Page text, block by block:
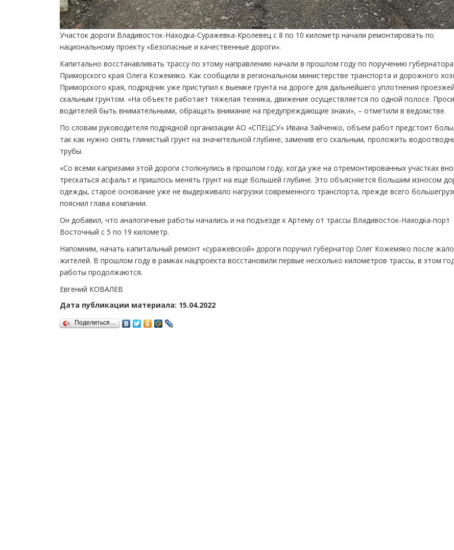
Участок дороги Владивосток-Находка-Суражевка-Кролевец с 8 по 10 километр начали ремонтировать по
национальному проекту «Безопасные и качественные дороги».
Капитально восстанавливать трассу по этому направлению начали в прошлом году по поручению губернатора
Приморского края Олега Кожемяко. Как сообщили в региональном министерстве транспорта и дорожного
Приморского края, подрядчик уже приступил к выемке грунта на дороге для дальнейшего уплотнения
скальным грунтом. «На объекте работает тяжелая техника, движение осуществляется по одной полосе.
водителей быть внимательными, обращать внимание на предупреждающие знаки», – отметили в ведомстве.
По словам руководителя подрядной организации АО «СПЕЦСУ» Ивана Зайченко, объем работ предстоит
так как нужно снять глинистый грунт на значительной глубине, заменив его скальным, проложить
трубы.
«Со всеми капризами этой дороги столкнулись в прошлом году, когда уже на отремонтированных участках
трескаться асфальт и пришлось менять грунт на еще большей глубине. Это объясняется большим износом
одежды, старое основание уже не выдерживало нагрузки современного транспорта, прежде всего
пояснил глава компании.
Он добавил, что аналогичные работы начались и на подъезде к Артему от трассы Владивосток-Находка-порт
Восточный с 5 по 19 километр.
Напомним, начать капитальный ремонт «суражевской» дороги поручил губернатор Олег Кожемяко после
жителей. В прошлом году в рамках нацпроекта восстановили первые несколько километров трассы, в этом
работы продолжаются.
Евгений КОВАЛЕВ
Дата публикации материала: 15.04.2022
Поделиться…